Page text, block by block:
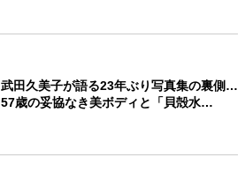
武田久美子が語る23年ぶり写真集の裏側…
57歳の妥協なき美ボディと「貝殻水…